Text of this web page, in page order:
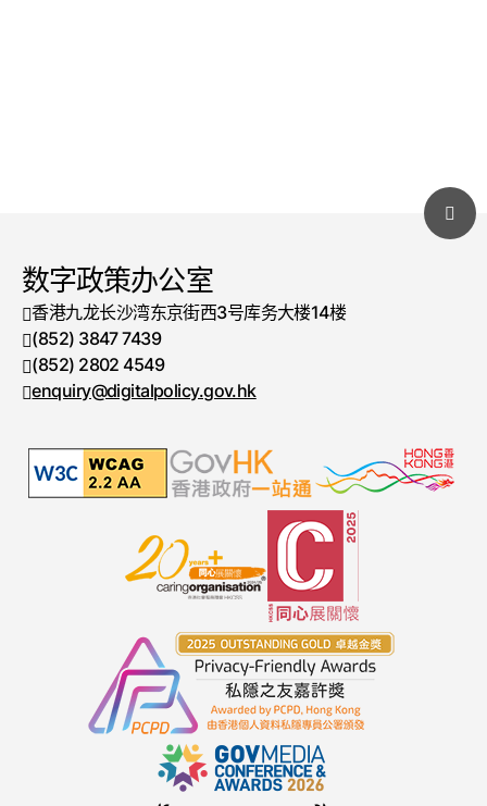
数字政策办公室
香港九龙长沙湾东京街西3号库务大楼14楼
电话号码
(852) 3847 7439
传真号码
(852) 2802 4549
enquiry@digitalpolicy.gov.hk